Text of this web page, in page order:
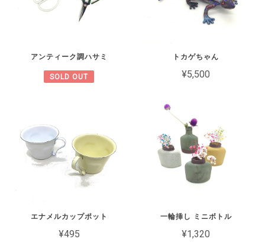
アンティーク調ハサミ
SOLD OUT
トカゲちゃん
¥5,500
エナメルカップポット
¥495
一輪挿し ミニボトル
¥1,320